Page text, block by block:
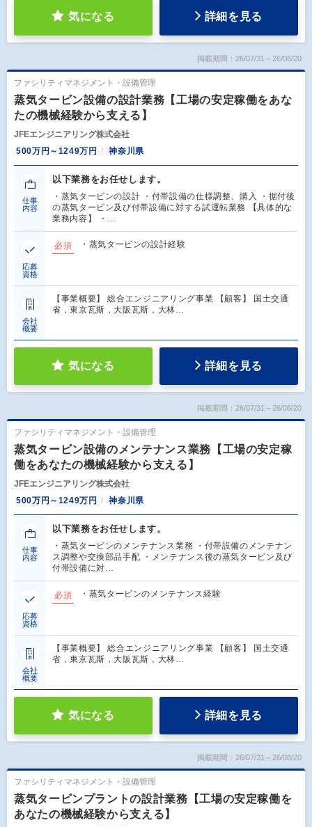
気になる 詳細を見る
掲載期間：26/07/31～26/08/20
ファシリティマネジメント・設備管理
蒸気タービン設備の設計業務【工場の安定稼働をあな
たの機械経験から支える】
JFEエンジニアリング株式会社
500万円～1249万円
神奈川県
仕事
内容
以下業務をお任せします。
・蒸気タービンの設計 ・付帯設備の仕様調整、購入 ・据付後
の蒸気タービン及び付帯設備に対する試運転業務 【具体的な
業務内容】 ・…
応募
資格
必須 ・蒸気タービンの設計経験
会社
概要
【事業概要】 総合エンジニアリング事業 【顧客】 国土交通
省，東京瓦斯，大阪瓦斯，大林…
気になる 詳細を見る
掲載期間：26/07/31～26/08/20
ファシリティマネジメント・設備管理
蒸気タービン設備のメンテナンス業務【工場の安定稼
働をあなたの機械経験から支える】
JFEエンジニアリング株式会社
500万円～1249万円
神奈川県
仕事
内容
以下業務をお任せします。
・蒸気タービンのメンテナンス業務 ・付帯設備のメンテナン
ス調整や交換部品手配 ・メンテナンス後の蒸気タービン及び
付帯設備に対…
応募
資格
必須 ・蒸気タービンのメンテナンス経験
会社
概要
【事業概要】 総合エンジニアリング事業 【顧客】 国土交通
省，東京瓦斯，大阪瓦斯，大林…
気になる 詳細を見る
掲載期間：26/07/31～26/08/20
ファシリティマネジメント・設備管理
蒸気タービンプラントの設計業務【工場の安定稼働を
あなたの機械経験から支える】